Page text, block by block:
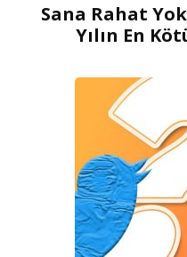
Sana Rahat
Yılın En